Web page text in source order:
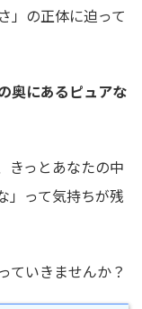
」の正体に迫って
奥にあるピュアな
きっとあなたの中
」って気持ちが残
ていきませんか？